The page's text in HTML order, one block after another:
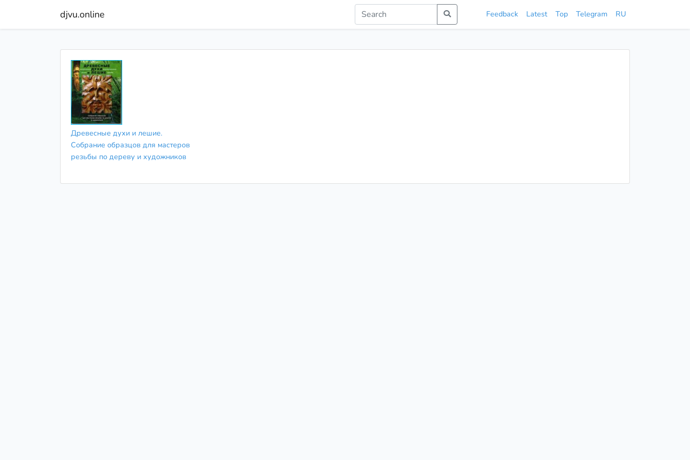
djvu.online Feedback Latest Top Telegram RU
Древесные духи и лешие.
Собрание образцов для мастеров
резьбы по дереву и художников